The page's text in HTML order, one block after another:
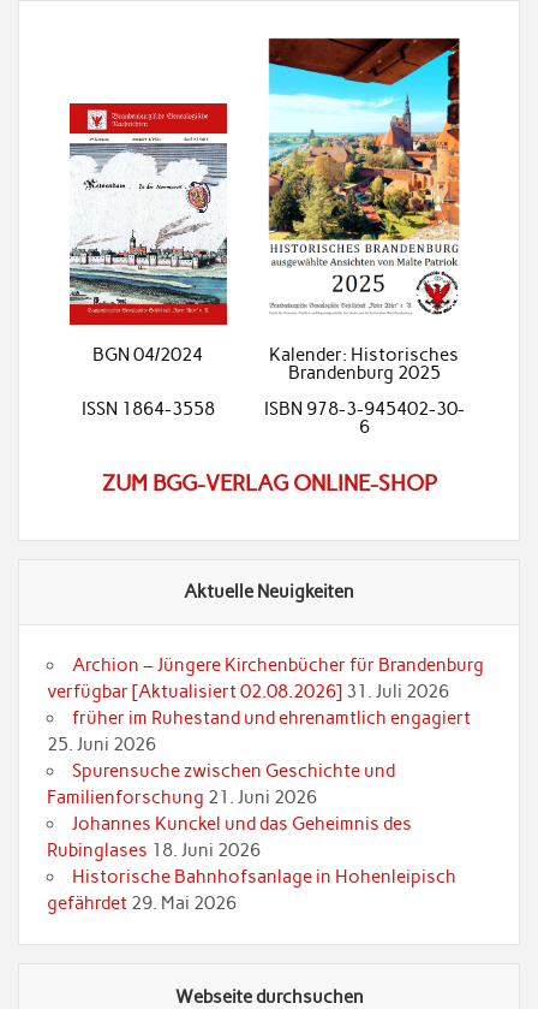
BGN 04/2024
Kalender: Historisches
Brandenburg 2025
ISSN 1864-3558
ISBN 978-3-945402-30-
6
ZUM BGG-VERLAG ONLINE-SHOP
Aktuelle Neuigkeiten
Archion – Jüngere Kirchenbücher für Brandenburg
verfügbar [Aktualisiert 02.08.2026] 31. Juli 2026
früher im Ruhestand und ehrenamtlich engagiert
25. Juni 2026
Spurensuche zwischen Geschichte und
Familienforschung 21. Juni 2026
Johannes Kunckel und das Geheimnis des
Rubinglases 18. Juni 2026
Historische Bahnhofsanlage in Hohenleipisch
gefährdet 29. Mai 2026
Webseite durchsuchen